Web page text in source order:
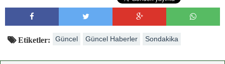
Etiketler: Güncel Güncel Haberler Sondakika